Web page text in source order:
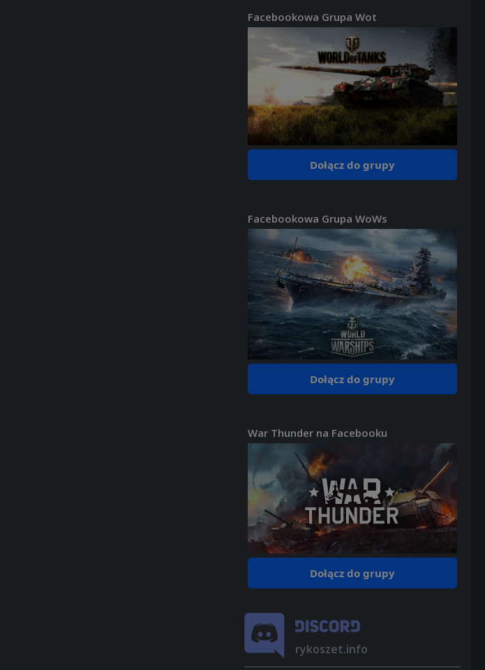
Facebookowa Grupa Wot
Dołącz do grupy
Facebookowa Grupa WoWs
Dołącz do grupy
War Thunder na Facebooku
Dołącz do grupy
rykoszet.info